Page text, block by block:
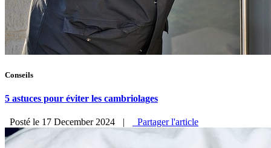
Conseils
5 astuces pour éviter les cambriolages
Posté le 17 December 2024 | Partager l'article